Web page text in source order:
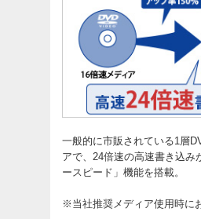
一般的に市販されている1層
アで、24倍速の高速書き込み
ースピード」機能を搭載。
※当社推奨メディア使用時に